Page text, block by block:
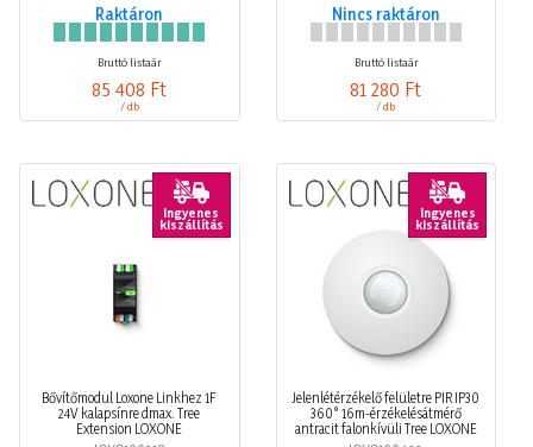
Raktáron
Bruttó listaár
85 408 Ft
/ db
Nincs raktáron
Bruttó listaár
81 280 Ft
/ db
Ingyenes
kiszállítás
Bővítőmodul Loxone Linkhez 1F
24V kalapsínre dmax. Tree
Extension LOXONE
Ingyenes
kiszállítás
Jelenlétérzékelő felületre PIR IP30
360° 16m-érzékelésátmérő
antracit falonkívüli Tree LOXONE